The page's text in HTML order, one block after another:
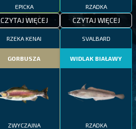
EPICKA
CZYTAJ WIĘCEJ
RZADKA
CZYTAJ WIĘCEJ
RZEKA KENAI
GORBUSZA
ZWYCZAJNA
SVALBARD
WIDLAK BIAŁAWY
RZADKA